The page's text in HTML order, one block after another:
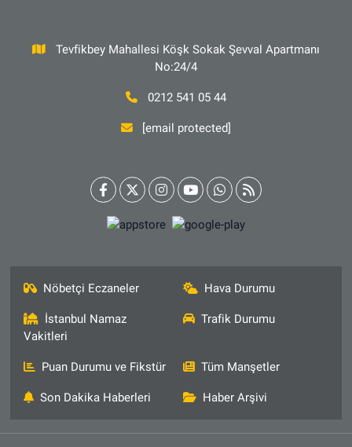
Tevfikbey Mahallesi Köşk Sokak Şevval Apartmanı
No:24/4
0212 541 05 44
[email protected]
Nöbetçi Eczaneler Hava Durumu
İstanbul Namaz
Vakitleri
Trafik Durumu
Puan Durumu ve Fikstür Tüm Manşetler
Son Dakika Haberleri Haber Arşivi